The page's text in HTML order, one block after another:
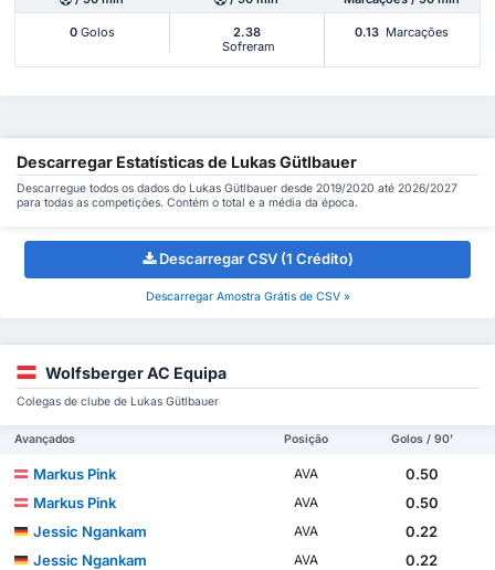
0Golos
2.38
Sofreram
0.13 Marcações
Descarregar Estatísticas de Lukas Gütlbauer
Descarregue todos os dados do Lukas Gütlbauer desde 2019/2020 até 2026/2027
para todas as competições. Contém o total e a média da época.
Descarregar CSV (1 Crédito)
Descarregar Amostra Grátis de CSV »
Wolfsberger AC Equipa
Colegas de clube de Lukas Gütlbauer
Avançados Posição Golos / 90'
Markus Pink AVA
0.50
Markus Pink
AVA
0.50
Jessic Ngankam
AVA
0.22
Jessic Ngankam
AVA
0.22